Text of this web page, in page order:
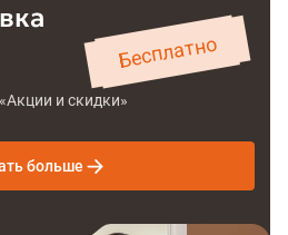
Бесплатно
и скидки»
больше